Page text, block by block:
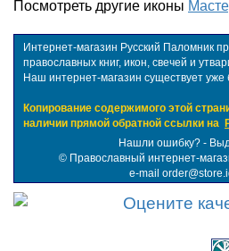
Посмотреть другие иконы
Интернет-магазин Русский Паломник
православных книг, икон, свечей и
Наш интернет-магазин существует уже
Копирование содержимого этой
наличии прямой обратной ссылки на
Нашли ошибку? -
© Православный интернет-
e-mail